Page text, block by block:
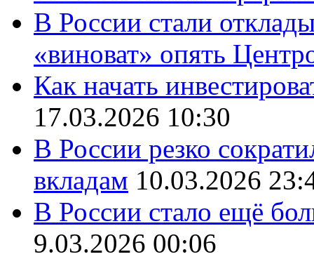
В России стали
«виноват» опять
Как начать
17.03.2026 10:30
В России резко
вкладам 10.03.2026
В России стало ещё
9.03.2026 00:06